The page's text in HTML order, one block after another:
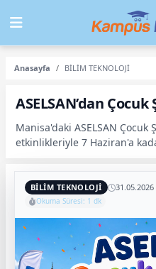
Anasayfa BİLİM TEKNOLOJİ
ASELSAN’dan Çocuk
Manisa'daki ASELSAN
etkinlikleriyle 7 Haziran'a
BİLİM TEKNOLOJİ 31.05.2026
Okuma Süresi: 1 dk